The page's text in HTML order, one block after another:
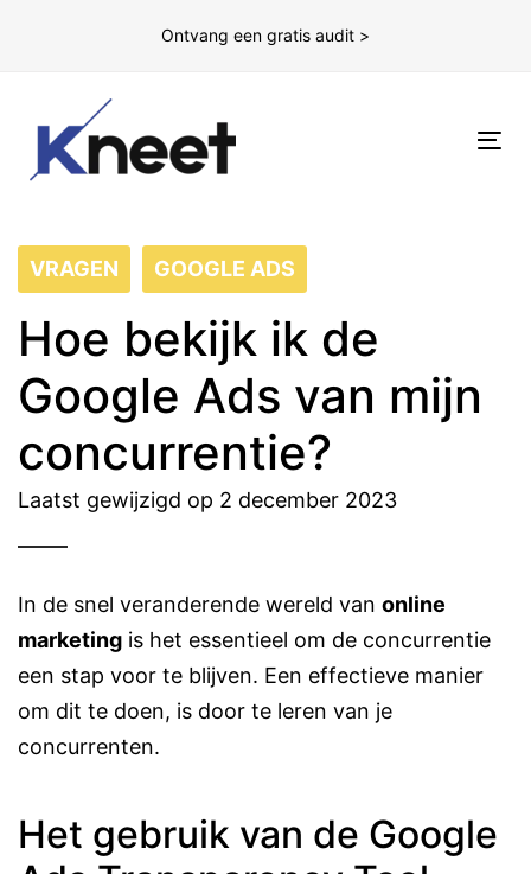
Ontvang een gratis audit >
VRAGEN GOOGLE ADS
Hoe bekijk ik de
Google Ads van mijn
concurrentie?
Laatst gewijzigd op 2 december 2023
In de snel veranderende wereld van online
marketing is het essentieel om de concurrentie
een stap voor te blijven. Een effectieve manier
om dit te doen, is door te leren van je
concurrenten.
Het gebruik van de Google